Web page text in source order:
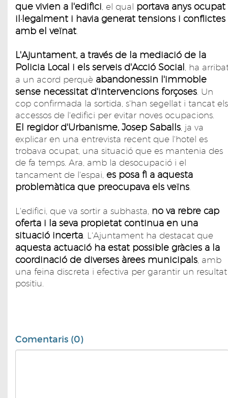
que vivien a l'edifici , el qual portava anys ocupat
il·legalment i havia generat tensions i conflictes
amb el veïnat
L'Ajuntament, a través de la mediació de la
Policia Local i els serveis d'Acció Social , ha
a un acord perquè abandonessin l'immoble
sense necessitat d'intervencions forçoses . Un
cop confirmada la sortida, s'han segellat i tancat els
accessos de l'edifici per evitar noves ocupacions.
El regidor d'Urbanisme, Josep Saballs , ja va
explicar en una entrevista recent que l'hotel es
trobava ocupat, una situació que es mantenia des
de fa temps. Ara, amb la desocupació i el
tancament de l'espai, es posa fi a aquesta
problemàtica que preocupava els veïns
L'edifici, que va sortir a subhasta, no va rebre cap
oferta i la seva propietat continua en una
situació incerta . L'Ajuntament ha destacat que
aquesta actuació ha estat possible gràcies a la
coordinació de diverses àrees municipals , amb
una feina discreta i efectiva per garantir un resultat
positiu.
Comentaris (0)